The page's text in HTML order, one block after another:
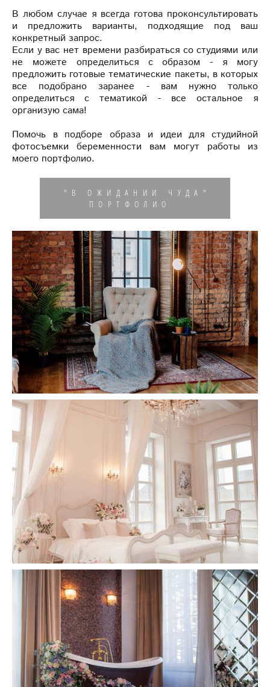
В любом случае я всегда готова проконсультировать
и предложить варианты, подходящие под ваш
конкретный запрос.
Если у вас нет времени разбираться со студиями или
не можете определиться с образом - я могу
предложить готовые тематические пакеты, в которых
все подобрано заранее - вам нужно только
определиться с тематикой - все остальное я
организую сама!
Помочь в подборе образа и идеи для студийной
фотосъемки беременности вам могут работы из
моего портфолио.
"В ОЖИДАНИИ ЧУДА"
ПОРТФОЛИО